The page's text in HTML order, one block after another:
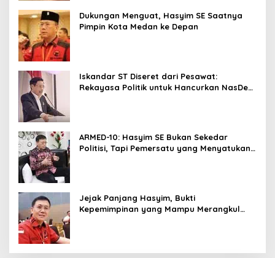
Dukungan Menguat, Hasyim SE Saatnya
Pimpin Kota Medan ke Depan
Iskandar ST Diseret dari Pesawat:
Rekayasa Politik untuk Hancurkan NasDem
ARMED-10: Hasyim SE Bukan Sekedar
Politisi, Tapi Pemersatu yang Menyatukan
Jejak Panjang Hasyim, Bukti
Kepemimpinan yang Mampu Merangkul